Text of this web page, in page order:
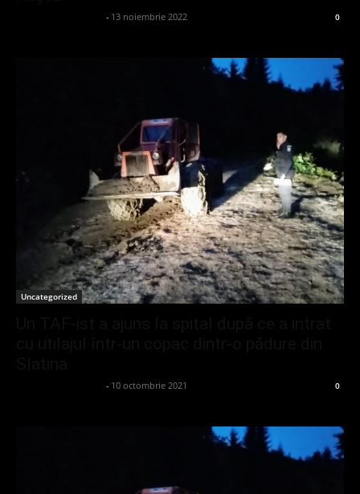
- 13 noiembrie 2022 0
Uncategorized
- 10 octombrie 2021 0